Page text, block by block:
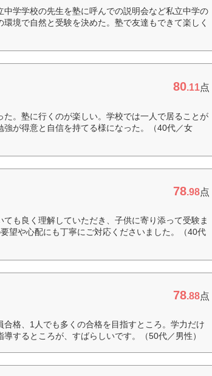
学学校の先生を塾に呼んでの説明会など私立中学の
境で自然と受験を決めた。塾で友達もできて楽しく
80.11点
。塾に行くのが楽しい。学校では一人で居ることが
が得意と自信を持てる様になった。（40代／女
78.98点
も良く理解していただき、子供に寄り添って受験ま
望や心配にも丁寧にご対応くださいました。（40代
78.88点
格、1人でも多くの合格を目指すところ。学力だけ
するところが、すばらしいです。（50代／男性）